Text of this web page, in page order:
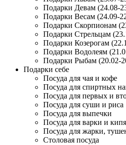
Подарки Девам (24.08-
Подарки Весам (24.09-
Подарки Скорпионам
Подарки Стрельцам
Подарки Козерогам
Подарки Водолеям
Подарки Рыбам (20.02-
Подарки себе
Посуда для чая и кофе
Посуда для спиртных
Посуда для первых и
Посуда для суши и риса
Посуда для выпечки
Посуда для варки и
Посуда для жарки,
Столовая посуда